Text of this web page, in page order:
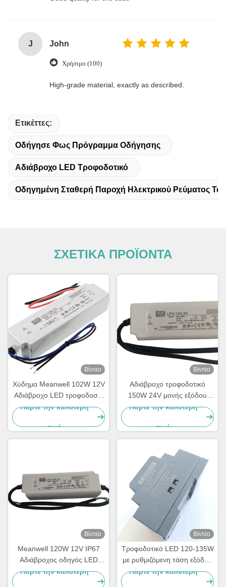
J John
Χρήσιμο (100)
High-grade material, exactly as described.
Ετικέττες:
Οδήγησε Φως Πρόγραμμα Οδήγησης
Αδιάβροχο LED Τροφοδοτικό
Οδηγημένη Σταθερή Παροχή Ηλεκτρικού Ρεύματος
ΣΧΕΤΙΚΑ ΠΡΟΪΟΝΤΑ
Βίντεο
Χύδημα Meanwell 102W 12V
Αδιάβροχο LED τροφοδοσία
Ηλεκτρική ρεύμα Single
Πάρτε την καλύτερη
τιμή
Βίντεο
Αδιάβροχο τροφοδοτικό
150W 24V μονής εξόδου
IP67 για εσωτερικό φωτισμό
Πάρτε την καλύτερη
τιμή
Βίντεο
Meanwell 120W 12V IP67
Αδιάβροχος οδηγός LED
Ηλεκτρική τροφοδοσία
Πάρτε την καλύτερη
Βίντεο
Τροφοδοτικό LED 120-135W
με ρυθμιζόμενη τάση εξόδου
DC και δυνατότητα
τοποθέτησης σε ράγα DIN
Πάρτε την καλύτερη